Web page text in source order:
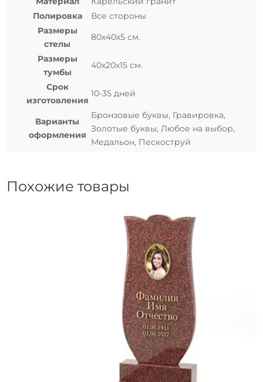
Полировка
Все стороны
Размеры
стелы
80х40х5 см.
Размеры
тумбы
40х20х15 см.
Срок
изготовления
10-35 дней
Варианты
оформления
Бронзовые буквы, Гравировка,
Золотые буквы, Любое на выбор,
Медальон, Пескоструй
Похожие товары